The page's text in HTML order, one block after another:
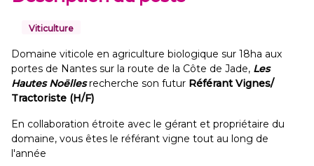
Viticulture
Domaine viticole en agriculture biologique sur 18ha aux
portes de Nantes sur la route de la Côte de Jade, Les
Hautes Noëllesrecherche son futur Référant Vignes/
Tractoriste (H/F)
En collaboration étroite avec le gérant et propriétaire du
domaine, vous êtes le référant vigne tout au long de
l'année